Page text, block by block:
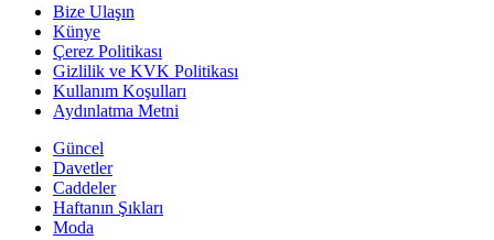
Bize Ulaşın
Künye
Çerez Politikası
Gizlilik ve KVK Politikası
Kullanım Koşulları
Aydınlatma Metni
Güncel
Davetler
Caddeler
Haftanın Şıkları
Moda